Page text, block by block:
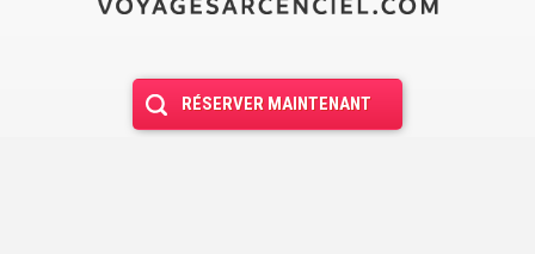
RÉSERVER MAINTENANT